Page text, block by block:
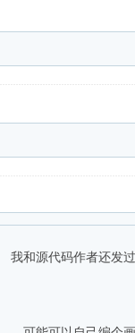
和源代码作者还发